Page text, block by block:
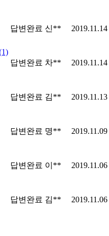
답변완료 신** 2019.11.14
답변완료 차** 2019.11.14
답변완료 김** 2019.11.13
답변완료 명** 2019.11.09
답변완료 이** 2019.11.06
답변완료 김** 2019.11.06